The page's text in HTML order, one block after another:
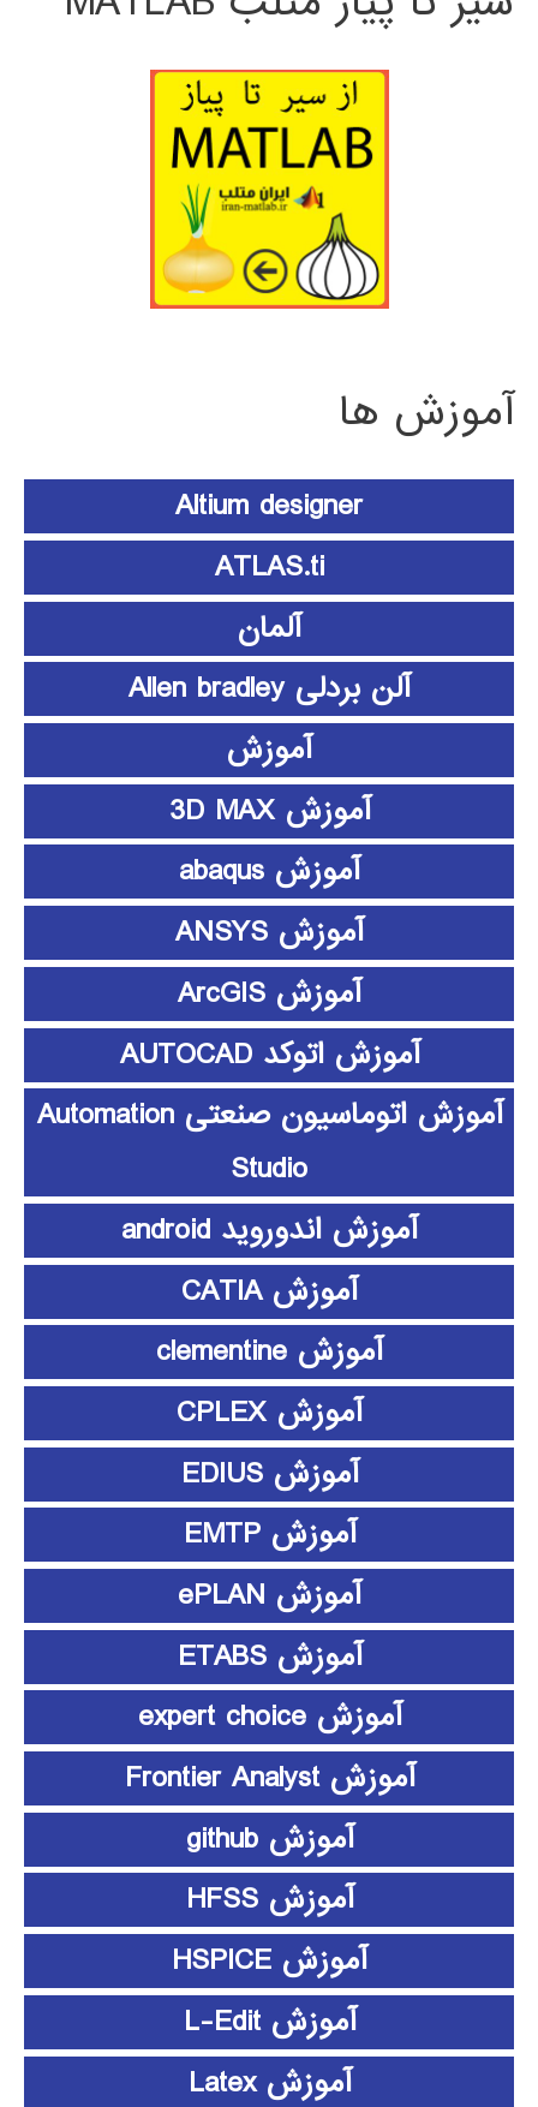
آموزش ها
Altium designer
ATLAS.ti
آلمان
آلن بردلی Allen bradley
آموزش
آموزش 3D MAX
آموزش abaqus
آموزش ANSYS
آموزش ArcGIS
آموزش اتوکد AUTOCAD
آموزش اتوماسیون صنعتی Automation
Studio
آموزش اندوروید android
آموزش CATIA
آموزش clementine
آموزش CPLEX
آموزش EDIUS
آموزش EMTP
آموزش ePLAN
آموزش ETABS
آموزش expert choice
آموزش Frontier Analyst
آموزش github
آموزش HFSS
آموزش HSPICE
آموزش L-Edit
آموزش Latex